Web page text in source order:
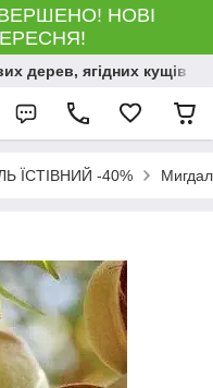
НОВІ
дерев, ягідних кущів і
ЇСТІВНИЙ -40%